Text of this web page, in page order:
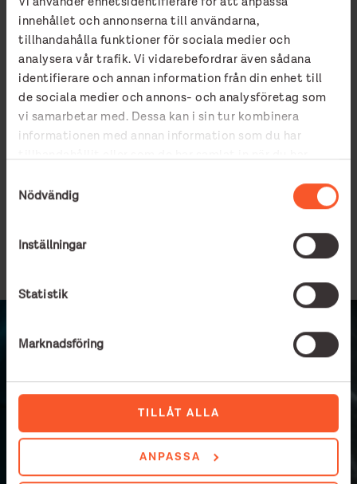
innehållet och annonserna till användarna,
tillhandahålla funktioner för sociala medier och
analysera vår trafik. Vi vidarebefordrar även sådana
identifierare och annan information från din enhet till
de sociala medier och annons- och analysföretag som
vi samarbetar med. Dessa kan i sin tur kombinera
informationen med annan information som du har
Nödvändig
Inställningar
Statistik
Marknadsföring
TILLÅT ALLA
ANPASSA
människohandel och prostitution och inleder ett samarbete
med Räddningsmissionen. Projektet är det första i sitt slag i
Sverige, och Räddningsmissionens bidrag är en djupt rotad
kunskap om arbete med människor som utsatts för
människohandel.
SOCIAL INKLUDERING OCH MIGRATION
UPPSÖKANDE ARBETE - MÄNNISKOHANDEL OCH PROSTITUTION
8 maj, 2025
LÄS MER